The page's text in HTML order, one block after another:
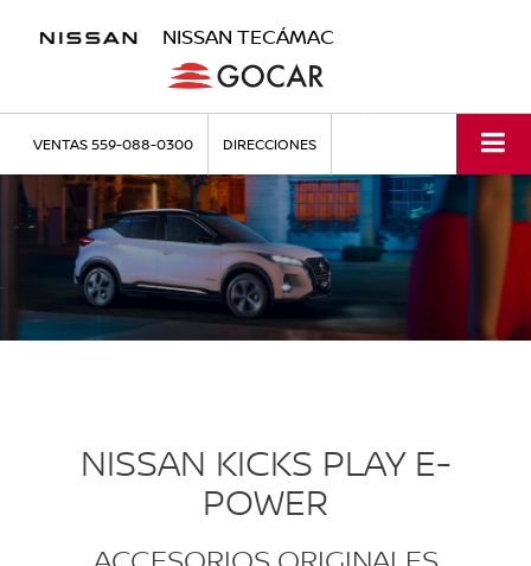
NISSAN TECÁMAC
VENTAS559-088-0300 DIRECCIONES
NISSAN KICKS PLAY E-
POWER